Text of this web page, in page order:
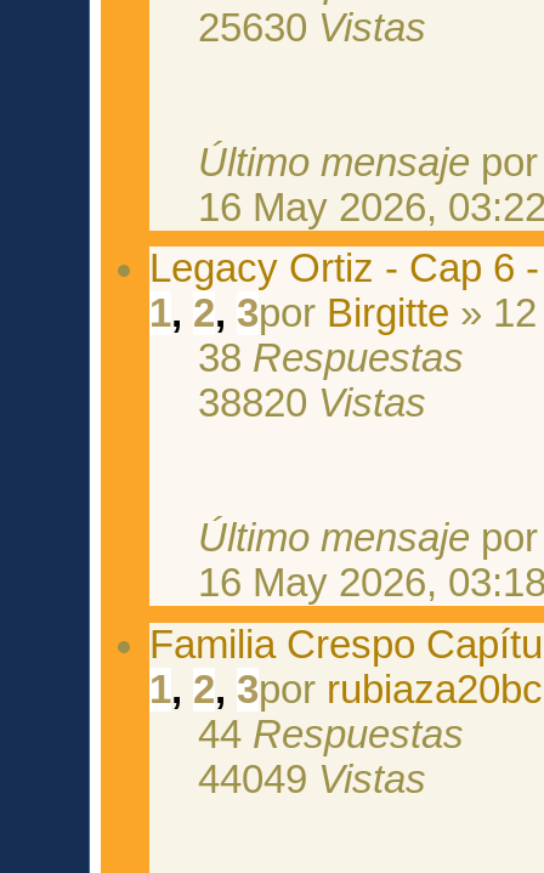
25630 Vistas
Último mensaje
16 May 2026,
Legacy Ortiz - Cap 6
1, 2, 3por Birgitte »
38 Respuestas
38820 Vistas
Último mensaje
16 May 2026,
Familia Crespo
1, 2, 3por
44 Respuestas
44049 Vistas